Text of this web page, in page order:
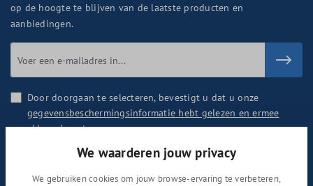
op de hoogte te blijven van de laatste producten en
aanbiedingen.
Door doorgaan te selecteren, bevestigt u dat u onze
gegevensbeschermingsinformatie hebt gelezen en ermee
akkoord gaat.
We waarderen jouw privacy
We gebruiken cookies om jouw browse-ervaring te verbeteren,